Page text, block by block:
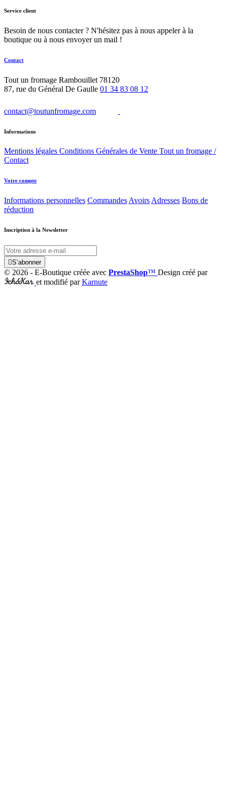
Service client
Besoin de nous contacter ? N'hésitez pas à nous appeler à la
boutique ou à nous envoyer un mail !
Contact
Tout un fromage Rambouillet 78120
87, rue du Général De Gaulle 01 34 83 08 12
contact@toutunfromage.com
Informations
Mentions légales Conditions Générales de Vente Tout un fromage /
Contact
Votre compte
Informations personnelles CommandesAvoirsAdresses Bons de
réduction
Inscription à la Newsletter
S’abonner
© 2026 - E-Boutique créée avec PrestaShop™ Design créé par
et modifié parKarnute